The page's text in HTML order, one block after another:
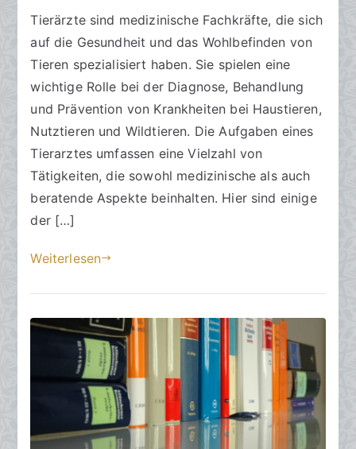
t
e
h
t
a
m
p
r
i
l
0
Verantwortung
Tierärzte sind medizinische Fachkräfte, die sich
auf die Gesundheit und das Wohlbefinden von
Tieren spezialisiert haben. Sie spielen eine
wichtige Rolle bei der Diagnose, Behandlung
und Prävention von Krankheiten bei Haustieren,
Nutztieren und Wildtieren. Die Aufgaben eines
Tierarztes umfassen eine Vielzahl von
Tätigkeiten, die sowohl medizinische als auch
beratende Aspekte beinhalten. Hier sind einige
der […]
Weiterlesen